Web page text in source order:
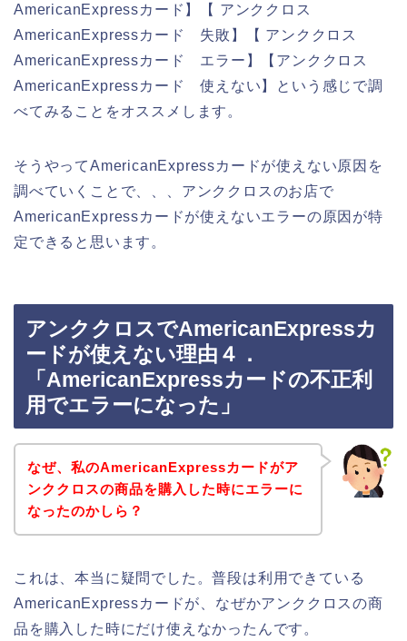
AmericanExpressカード】【 アンククロス
AmericanExpressカード 失敗】【 アンククロス
AmericanExpressカード エラー】【アンククロス
AmericanExpressカード 使えない】という感じで調
べてみることをオススメします。
そうやってAmericanExpressカードが使えない原因を
調べていくことで、、、アンククロスのお店で
AmericanExpressカードが使えないエラーの原因が特
定できると思います。
アンククロスでAmericanExpressカ
ードが使えない理由４．
「AmericanExpressカードの不正利
用でエラーになった」
なぜ、私のAmericanExpressカードがア
ンククロスの商品を購入した時にエラーに
なったのかしら？
これは、本当に疑問でした。普段は利用できている
AmericanExpressカードが、なぜかアンククロスの商
品を購入した時にだけ使えなかったんです。